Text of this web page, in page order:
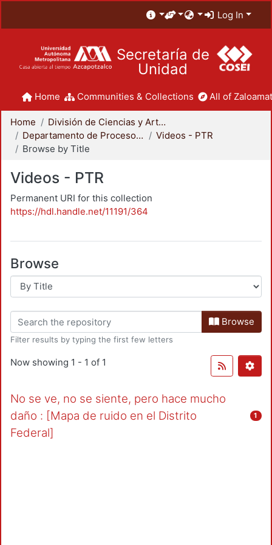
Log In
Secretaría de
Unidad
Home Communities & Collections All of
Home
División de Ciencias y Artes para el Diseño
Departamento de Procesos y Técnicas de Realización
Videos - PTR
Browse by Title
Videos - PTR
Permanent URI for this collection
https://hdl.handle.net/11191/364
Browse
Browse
Filter results by typing the first few letters
Now showing 1 - 1 of 1
No se ve, no se siente, pero hace mucho
daño : [Mapa de ruido en el Distrito
Federal]
1